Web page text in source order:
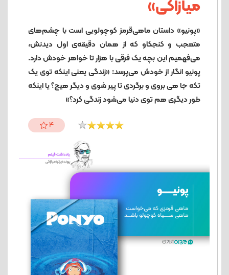
میازاکی»
«پونیو» داستان ماهی‌قرمز کوچولویی است با چشم‌های
متعجب و کنجکاو که از همان دقیقه‌ی اول دیدنش،
می‌فهمیم این بچه یک فرقی با هزار تا خواهر خودش دارد.
پونیو انگار از خودش می‌پرسد: «زندگی یعنی اینکه توی یک
تکه جا هی بروی و برگردی تا پیر شوی و دیگر هیچ؟ یا اینکه
طور دیگری هم توی دنیا می‌شود زندگی کرد؟»
4